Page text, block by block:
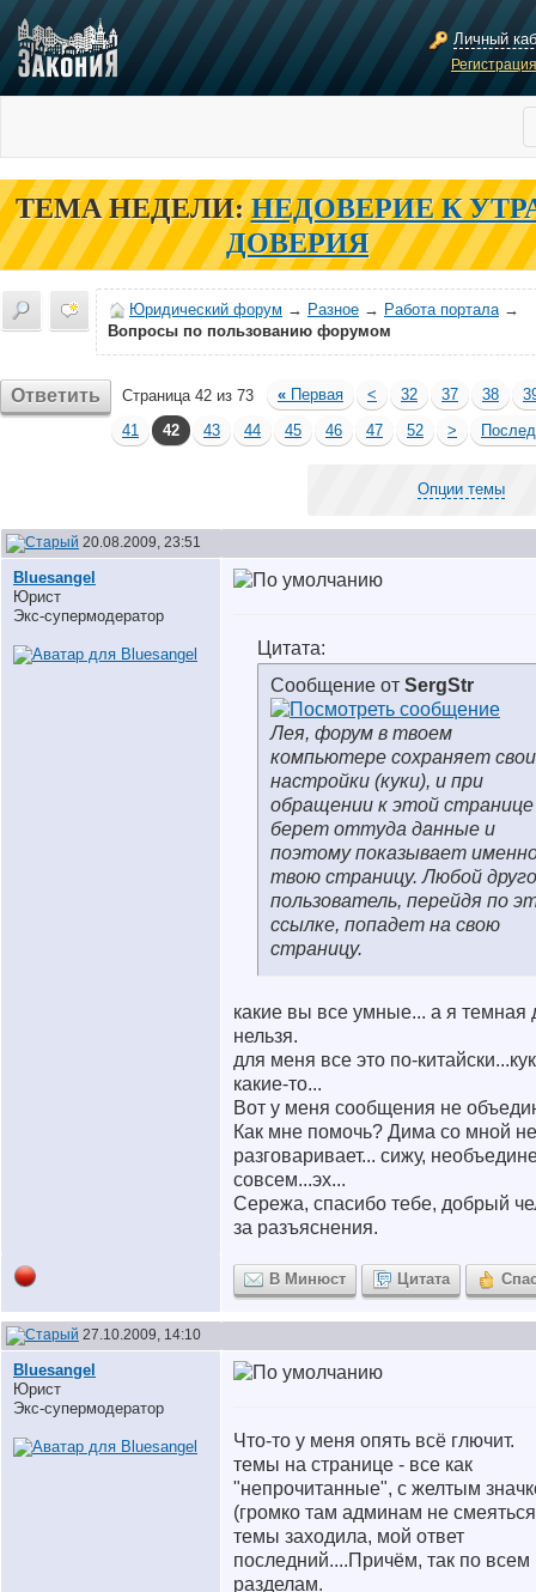
Личный
ТЕМА НЕДЕЛИ: НЕДОВЕРИЕ К
ДОВЕРИЯ
Юридический форум → Разное → Работа портала→
Вопросы по пользованию форумом
Ответить Страница 42 из 73 « Первая < 32 37 38
41
42 43 44 45 46 47 52 >
Опции темы
20.08.2009, 23:51
Bluesangel
Юрист
Экс-супермодератор
Цитата:
Сообщение от SergStr
Лея, форум в твоем
компьютере сохраняет свои
настройки (куки), и при
обращении к этой странице
берет оттуда данные и
поэтому показывает
твою страницу. Любой
пользователь, перейдя по
ссылке, попадет на свою
страницу.
какие вы все умные... а я темная
нельзя.
для меня все это по-
какие-то...
Вот у меня сообщения не
Как мне помочь? Дима со мной не
разговаривает... сижу,
совсем...эх...
Сережа, спасибо тебе, добрый
за разъяснения.
В Минюст Цитата
27.10.2009, 14:10
Bluesangel
Юрист
Экс-супермодератор
Что-то у меня опять всё глючит.
темы на странице - все как
"непрочитанные", с желтым
(громко там админам не
темы заходила, мой ответ
последний....Причём, так по всем
разделам.